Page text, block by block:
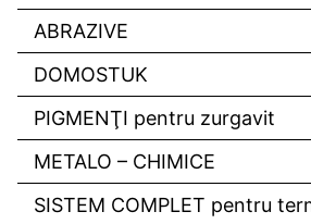
ABRAZIVE
DOMOSTUK
PIGMENŢI pentru zurgavit
METALO – CHIMICE
SISTEM COMPLET pentru